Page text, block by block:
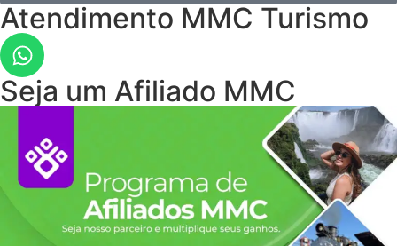
Atendimento MMC Turismo
Seja um Afiliado MMC